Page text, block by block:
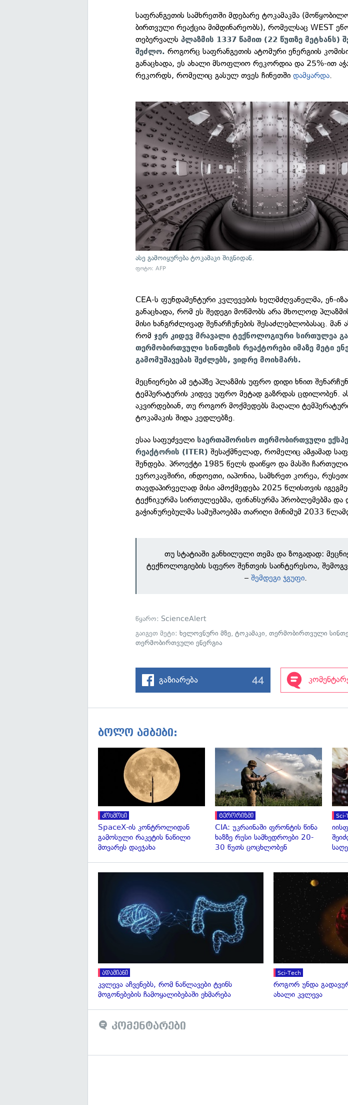
საფრანგეთის სამხრეთში მდებარე ტოკამაკმა
ბირთვული რეაქცია მიმდინარეობს), რომელსაც WEST
თებერვალსპლაზმის 1337 წამით (22 წუთზე მეტხანს)
შეძლო. როგორც საფრანგეთის ატომური ენერგიის
განაცხადა, ეს ახალი მსოფლიო რეკორდია და 25%-ით
რეკორდს, რომელიც გასულ თვეს ჩინეთშიდამყარდა.
ასე გამოიყურება ტოკამაკი შიგნიდან.
ფოტო: AFP
CEA-ს ფუნდამენტური კვლევების ხელმძღვანელმა, ენ-
განაცხადა, რომ ეს შედეგი მოწმობს არა მხოლოდ
მისი ხანგრძლივად შენარჩუნების შესაძლებლობასაც. მან
რომჯერ კიდევ მრავალი ტექნოლოგიური სირთულეა
თერმობირთვული სინთეზის რეაქტორები იმაზე მეტი
გამომუშავებას შეძლებს, ვიდრე მოიხმარს.
მეცნიერები ამ ეტაპზე პლაზმის უფრო დიდი ხნით
ტემპერატურის კიდევ უფრო მეტად გაზრდას ცდილობენ.
აკვირდებიან, თუ როგორ მოქმედებს მაღალი
ტოკამაკის შიდა კედლებზე.
ესაა საფუძველი საერთაშორისო თერმობირთვული
რეაქტორის (ITER) შესაქმნელად, რომელიც ამჟამად
შენდება. პროექტი 1985 წელს დაიწყო და მასში
ევროკავშირი, ინდოეთი, იაპონია, სამხრეთ კორეა,
თავდაპირველად მისი ამოქმედება 2025 წლისთვის
ტექნიკურმა სირთულეებმა, ფინანსურმა პრობლემებმა
გაჭიანურებულმა სამუშაოებმა თარიღი მინიმუმ 2033
თუ სტატიაში განხილული თემა და ზოგადად:
ტექნოლოგიების სფერო შენთვის საინტერესოა,
–შემდეგი ჯგუფი
წყარო: ScienceAlert
გაიგეთ მეტი:ხელოვნური მზე,ტოკამაკი,თერმობირთვული
თერმობირთვული ენერგია
გაზიარება 44
ბოლო ამბები:
კოსმოსი
SpaceX-ის კონტროლიდან
გამოსული რაკეტის ნაწილი
მთვარეს დაეჯახა
ტერორიზმი
CIA: უკრაინაში ფრონტის წინა
ხაზზე რუსი სამხედროები 20-
30 წუთს ცოცხლობენ
Sci-
გადახედვა
ადამიანი
კვლევა აჩვენებს, რომ ნაწლავები ტვინს
მოგონებების ჩამოყალიბებაში ეხმარება
Sci-Tech
როგორ უნდა
ახალი კვლევა
კომენტარები